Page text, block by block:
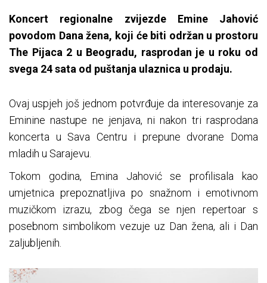
Koncert regionalne zvijezde Emine Jahović
povodom Dana žena, koji će biti održan u prostoru
The Pijaca 2 u Beogradu, rasprodan je u roku od
svega 24 sata od puštanja ulaznica u prodaju.
Ovaj uspjeh još jednom potvrđuje da interesovanje za
Eminine nastupe ne jenjava, ni nakon tri rasprodana
koncerta u Sava Centru i prepune dvorane Doma
mladih u Sarajevu.
Tokom godina, Emina Jahović se profilisala kao
umjetnica prepoznatljiva po snažnom i emotivnom
muzičkom izrazu, zbog čega se njen repertoar s
posebnom simbolikom vezuje uz Dan žena, ali i Dan
zaljubljenih.